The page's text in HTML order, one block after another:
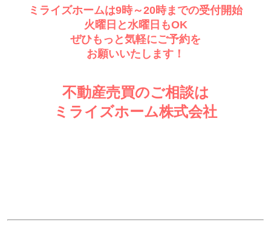
ミライズホームは9時～20時までの受付開始
火曜日と水曜日もOK
ぜひもっと気軽にご予約を
お願いいたします！
不動産売買のご相談は
ミライズホーム株式会社